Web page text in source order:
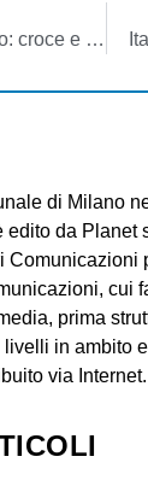
Vespa e Santoro: croce e delizia di “mamma Rai”
di Milano
edito da Planet
Comunicazioni
cui
prima
in ambito
via Internet.